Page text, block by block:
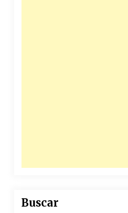
Buscar